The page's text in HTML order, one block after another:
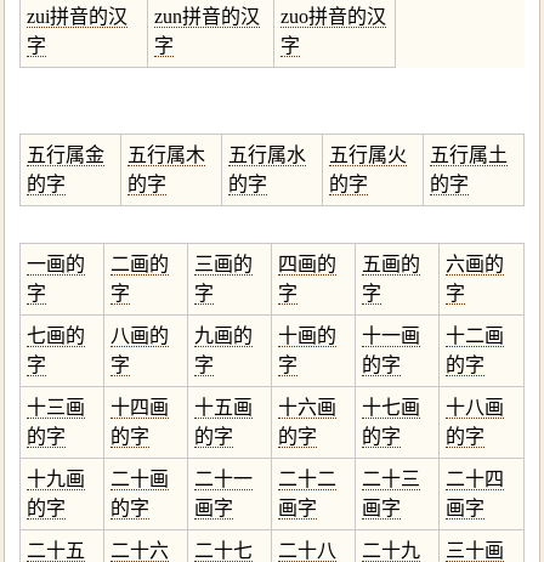
zui拼音的汉
字
zun拼音的汉
字
zuo拼音的汉
字
五行属金
的字
五行属木
的字
五行属水
的字
五行属火
的字
五行属土
的字
一画的
字
二画的
字
三画的
字
四画的
字
五画的
字
六画的
字
七画的
字
八画的
字
九画的
字
十画的
字
十一画
的字
十二画
的字
十三画
的字
十四画
的字
十五画
的字
十六画
的字
十七画
的字
十八画
的字
十九画
的字
二十画
的字
二十一
画字
二十二
画字
二十三
画字
二十四
画字
二十五
二十六
二十七
二十八
二十九
三十画